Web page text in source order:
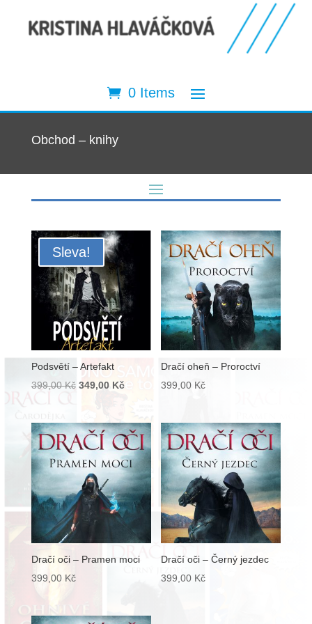
0 Items
Obchod – knihy
Sleva!
Podsvětí – Artefakt
399,00Kč Původní
byla:
399,00 Kč.
349,00 KčAktuální
je:
349,00 Kč.
Dračí oheň – Proroctví
399,00 Kč
Dračí oči – Pramen moci
399,00 Kč
Dračí oči – Černý jezdec
399,00 Kč